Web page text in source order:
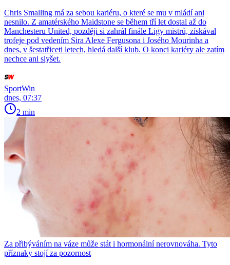
Chris Smalling má za sebou kariéru, o které se mu v mládí ani
nesnilo. Z amatérského Maidstone se během tří let dostal až do
Manchesteru United, později si zahrál finále Ligy mistrů, získával
trofeje pod vedením Sira Alexe Fergusona i Josého Mourinha a
dnes, v šestatřiceti letech, hledá další klub. O konci kariéry ale zatím
nechce ani slyšet.
SportWin
dnes, 07:37
2 min
Za přibýváním na váze může stát i hormonální nerovnováha. Tyto
příznaky stojí za pozornost